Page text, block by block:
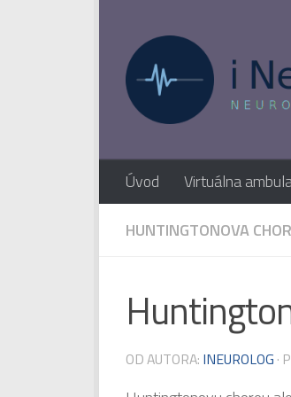
Úvod Virtuálna
HUNTINGTONOVA
OD AUTORA: INEUROLOG ·